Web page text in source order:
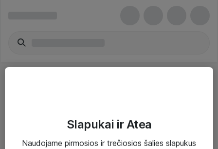
Slapukai ir Atea
Naudojame pirmosios ir trečiosios šalies slapukus